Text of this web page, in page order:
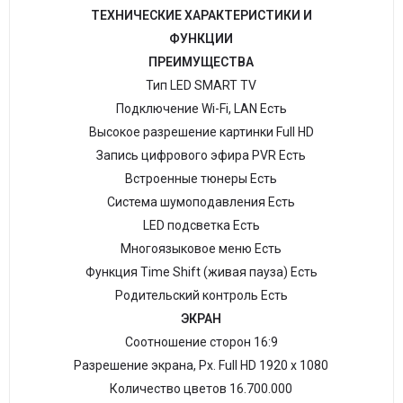
ТЕХНИЧЕСКИЕ ХАРАКТЕРИСТИКИ И
ФУНКЦИИ
ПРЕИМУЩЕСТВА
Тип LED SMART TV
Подключение Wi-Fi, LAN Есть
Высокое разрешение картинки Full HD
Запись цифрового эфира PVR Есть
Встроенные тюнеры Есть
Система шумоподавления Есть
LED подсветка Есть
Многоязыковое меню Есть
Функция Time Shift (живая пауза) Есть
Родительский контроль Есть
ЭКРАН
Соотношение сторон 16:9
Разрешение экрана, Рх. Full HD 1920 х 1080
Количество цветов 16.700.000